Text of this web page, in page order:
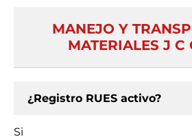
MANEJO Y
MATERIALES J C
¿Registro RUES activo?
Si